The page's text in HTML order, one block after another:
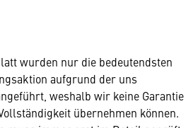
wurden nur die bedeutendsten
aufgrund der uns
weshalb wir keine Garantie
übernehmen können.